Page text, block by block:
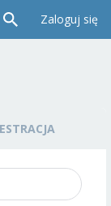
Zaloguj się